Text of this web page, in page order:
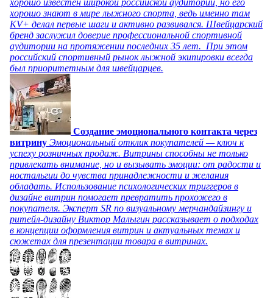
хорошо известен широкой российской аудитории, но его
хорошо знают в мире лыжного спорта, ведь именно там
KV+ делал первые шаги и активно развивался. Швейцарский
бренд заслужил доверие профессиональной спортивной
аудитории на протяжении последних 35 лет. При этом
российский спортивный рынок лыжной экипировки всегда
был приоритетным для швейцарцев.
Создание эмоционального контакта через
витрину Эмоциональный отклик покупателей — ключ к
успеху розничных продаж. Витрины способны не только
привлекать внимание, но и вызывать эмоции: от радости и
ностальгии до чувства принадлежности и желания
обладать. Использование психологических триггеров в
дизайне витрин помогает превратить прохожего в
покупателя. Эксперт SR по визуальному мерчандайзингу и
ритейл-дизайну Виктор Малыгин рассказывает о подходах
в концепции оформления витрин и актуальных темах и
сюжетах для презентации товара в витринах.